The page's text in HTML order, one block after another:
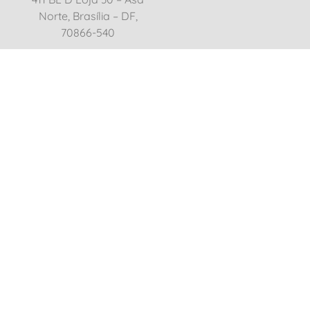
Norte, Brasília – DF,
70866-540